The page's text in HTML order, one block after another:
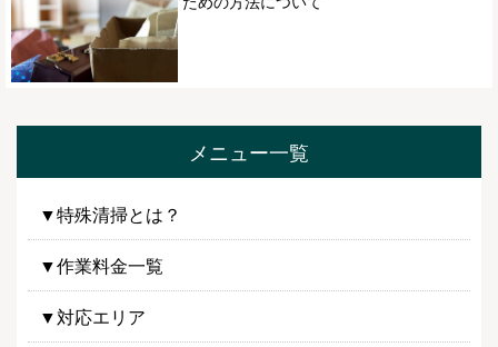
メニュー一覧
▼特殊清掃とは？
▼作業料金一覧
▼対応エリア